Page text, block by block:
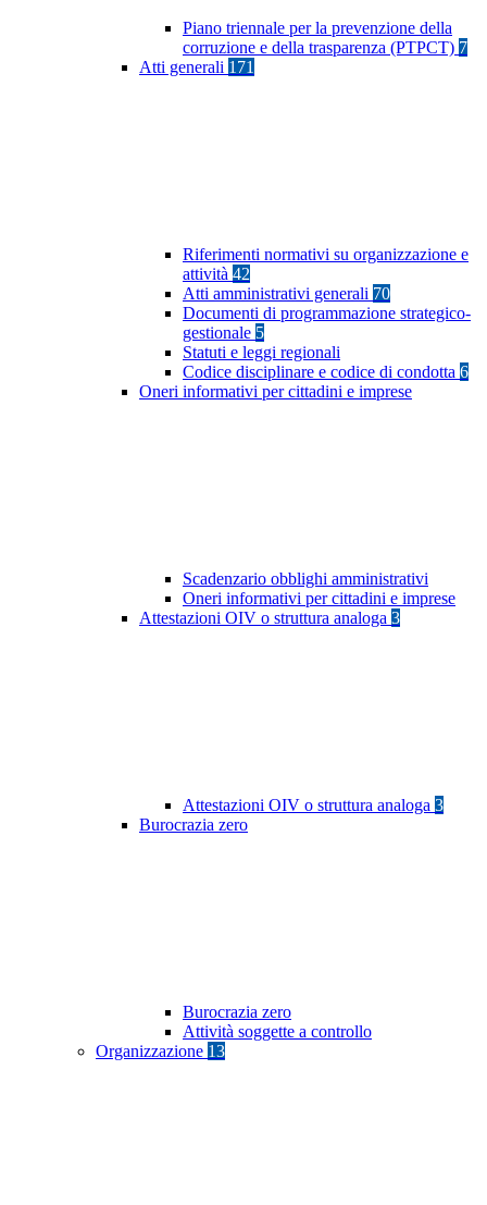
Piano triennale per la prevenzione della
corruzione e della trasparenza (PTPCT) 7
Atti generali 171
Riferimenti normativi su organizzazione e
attività 42
Atti amministrativi generali 70
Documenti di programmazione strategico-
gestionale 5
Statuti e leggi regionali
Codice disciplinare e codice di condotta 6
Oneri informativi per cittadini e imprese
Scadenzario obblighi amministrativi
Oneri informativi per cittadini e imprese
Attestazioni OIV o struttura analoga 3
Attestazioni OIV o struttura analoga 3
Burocrazia zero
Burocrazia zero
Attività soggette a controllo
Organizzazione 13